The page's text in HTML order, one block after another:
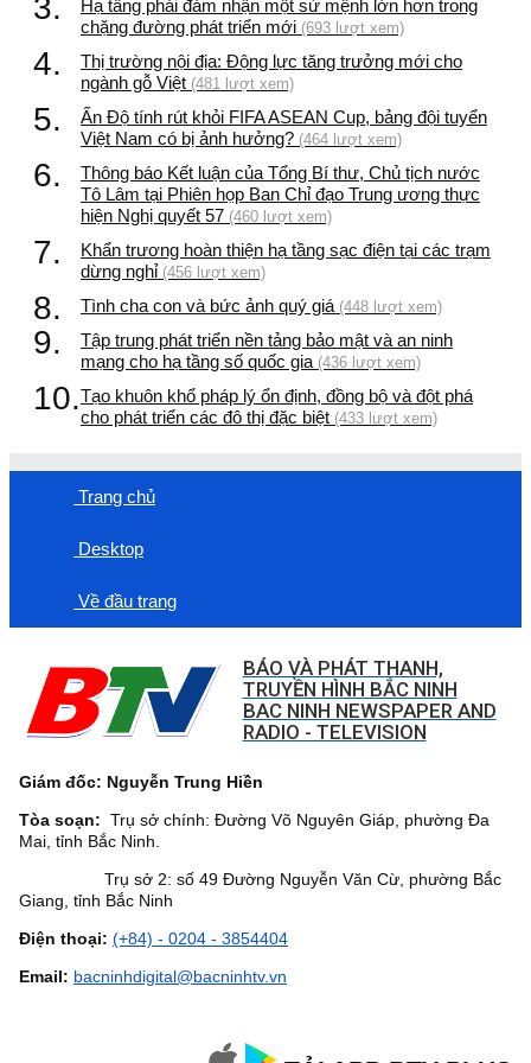
3.
Hạ tầng phải đảm nhận một sứ mệnh lớn hơn trong
chặng đường phát triển mới (693 lượt xem)
4.
Thị trường nội địa: Động lực tăng trưởng mới cho
ngành gỗ Việt (481 lượt xem)
5.
Ấn Độ tính rút khỏi FIFA ASEAN Cup, bảng đội tuyển
Việt Nam có bị ảnh hưởng? (464 lượt xem)
6.
Thông báo Kết luận của Tổng Bí thư, Chủ tịch nước
Tô Lâm tại Phiên họp Ban Chỉ đạo Trung ương thực
hiện Nghị quyết 57 (460 lượt xem)
7.
Khẩn trương hoàn thiện hạ tầng sạc điện tại các trạm
dừng nghỉ (456 lượt xem)
8. Tình cha con và bức ảnh quý giá (448 lượt xem)
9.
Tập trung phát triển nền tảng bảo mật và an ninh
mạng cho hạ tầng số quốc gia (436 lượt xem)
10.Tạo khuôn khổ pháp lý ổn định, đồng bộ và đột phá
cho phát triển các đô thị đặc biệt (433 lượt xem)
Trang chủ
Desktop
Về đầu trang
BÁO VÀ PHÁT THANH,
TRUYỀN HÌNH BẮC NINH
BAC NINH NEWSPAPER AND
RADIO - TELEVISION
Giám đốc: Nguyễn Trung Hiền
Tòa soạn: Trụ sở chính: Đường Võ Nguyên Giáp, phường Đa
Mai, tỉnh Bắc Ninh.
Trụ sở 2: số 49 Đường Nguyễn Văn Cừ, phường Bắc
Giang, tỉnh Bắc Ninh
Điện thoại: (+84) - 0204 - 3854404
Email: bacninhdigital@bacninhtv.vn